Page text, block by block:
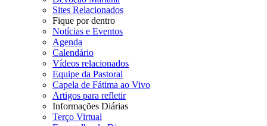
Sites Relacionados
Fique por dentro
Notícias e Eventos
Agenda
Calendário
Vídeos relacionados
Equipe da Pastoral
Capela de Fátima ao Vivo
Artigos para refletir
Informações Diárias
Terço Virtual